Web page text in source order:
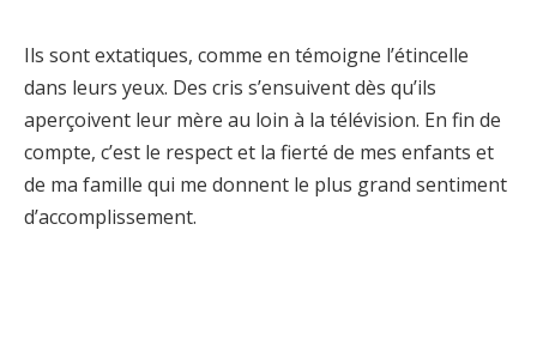
Ils sont extatiques, comme en témoigne l’étincelle
dans leurs yeux. Des cris s’ensuivent dès qu’ils
aperçoivent leur mère au loin à la télévision. En fin de
compte, c’est le respect et la fierté de mes enfants et
de ma famille qui me donnent le plus grand sentiment
d’accomplissement.